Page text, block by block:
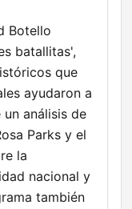
Botello
batallitas',
que
ayudaron a
análisis de
Parks y el
la
nacional y
también